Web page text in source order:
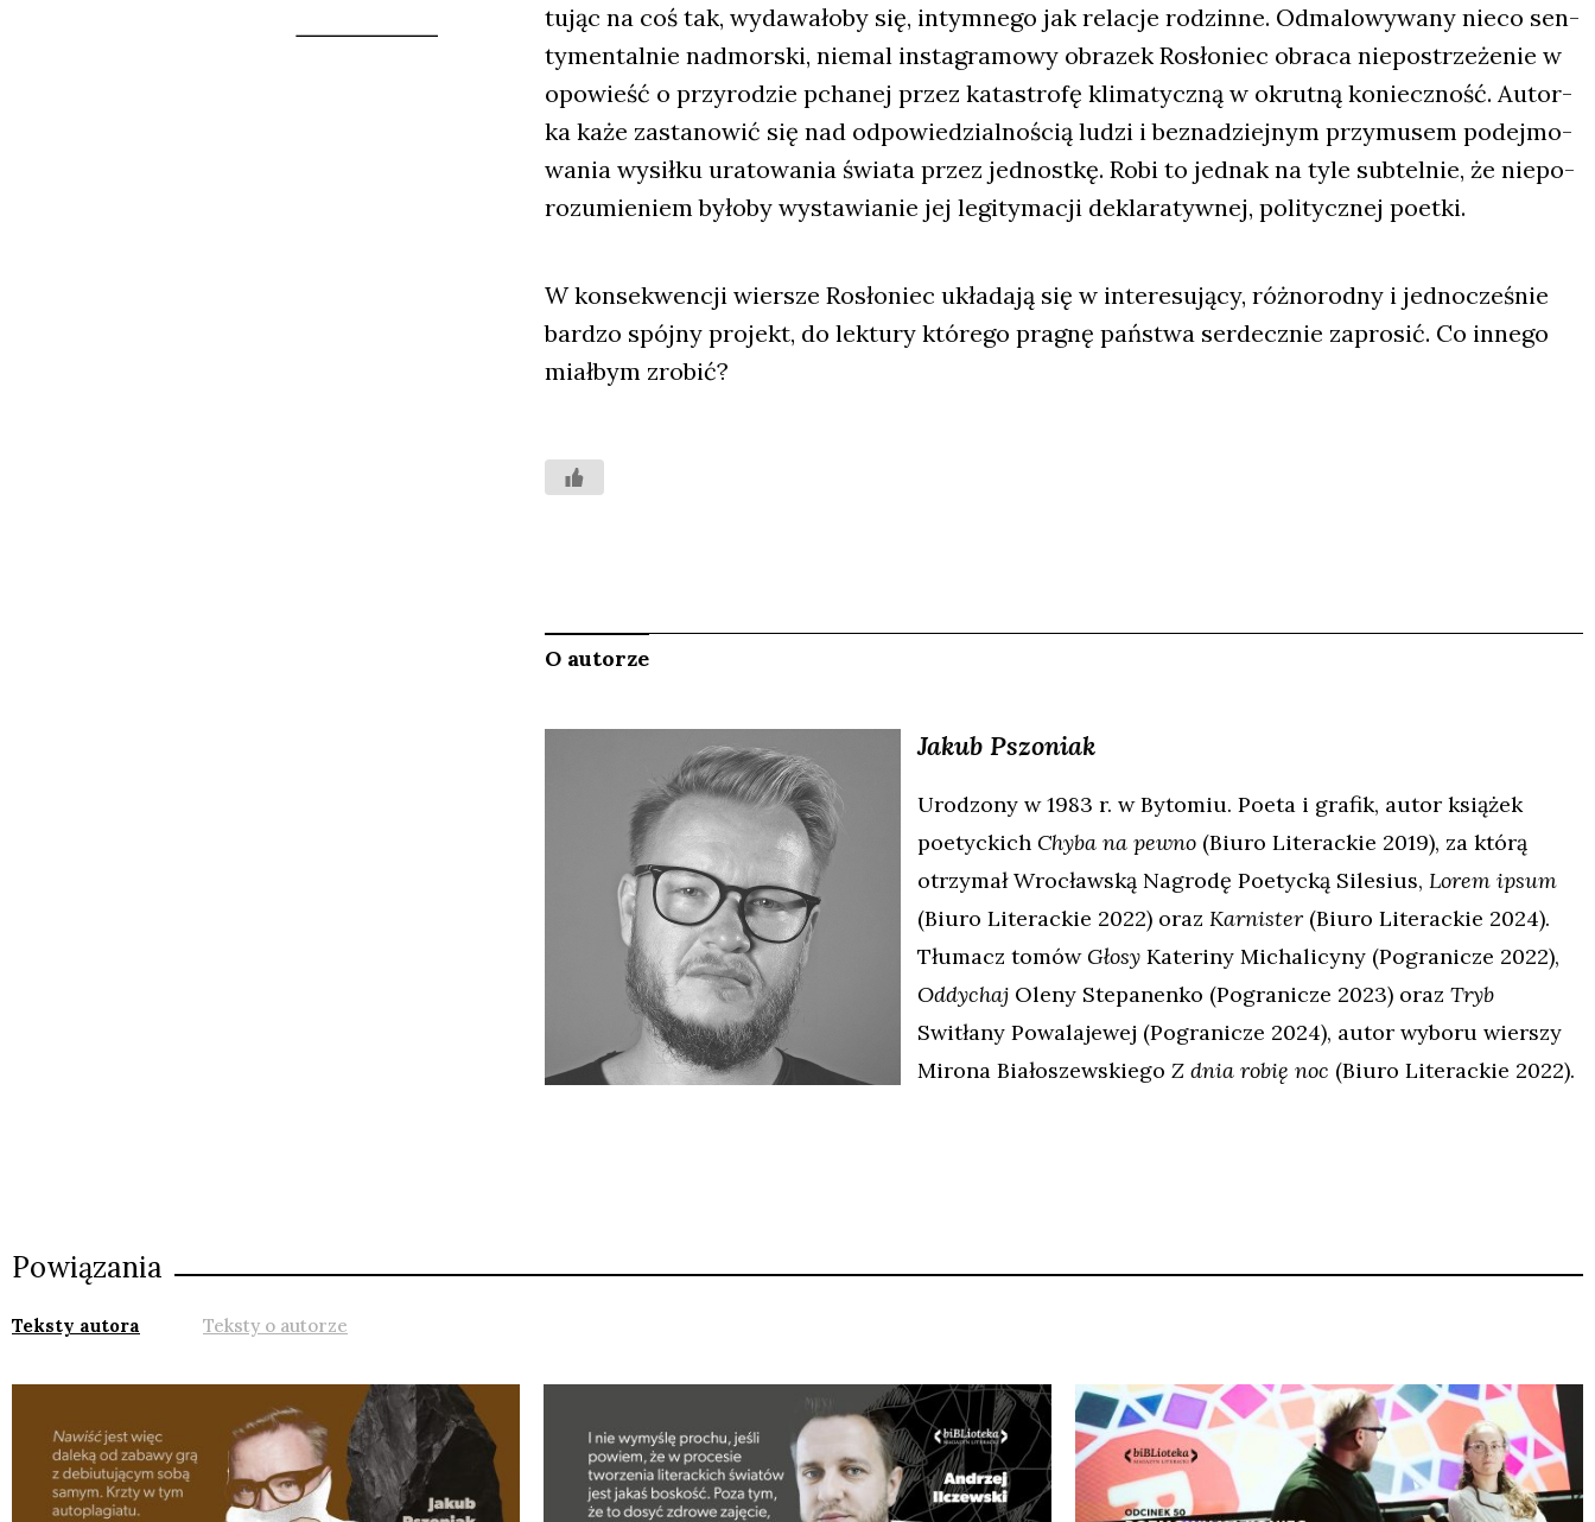
tu­jąc na coś tak, wyda­wa­ło­by się, intym­ne­go jak rela­cje rodzin­ne. Odma­lo­wy­wa­ny nie­co sen­
ty­men­tal­nie nad­mor­ski, nie­mal insta­gra­mo­wy obra­zek Rosło­niec obra­ca nie­po­strze­że­nie w
opo­wieść o przy­ro­dzie pcha­nej przez kata­stro­fę kli­ma­tycz­ną w okrut­ną koniecz­ność. Autor­
ka każe zasta­no­wić się nad odpo­wie­dzial­no­ścią ludzi i bez­na­dziej­nym przy­mu­sem podej­mo­
wa­nia wysił­ku ura­to­wa­nia świa­ta przez jed­nost­kę. Robi to jed­nak na tyle sub­tel­nie, że nie­po­
ro­zu­mie­niem było­by wysta­wia­nie jej legi­ty­ma­cji dekla­ra­tyw­nej, poli­tycz­nej poet­ki.
W kon­se­kwen­cji wier­sze Rosło­niec ukła­da­ją się w inte­re­su­ją­cy, róż­no­rod­ny i jed­no­cze­śnie
bar­dzo spój­ny pro­jekt, do lek­tu­ry któ­re­go pra­gnę pań­stwa ser­decz­nie zapro­sić. Co inne­go
miał­bym zro­bić?
O autorze
Jakub Pszoniak
Urodzony w 1983 r. w Bytomiu. Poeta i grafik, autor książek
poetyckich Chyba na pewno (Biuro Literackie 2019), za którą
otrzymał Wrocławską Nagrodę Poetycką Silesius, Lorem ipsum
(Biuro Literackie 2022) oraz Karnister (Biuro Literackie 2024).
Tłumacz tomów Głosy Kateriny Michalicyny (Pogranicze 2022),
Oddychaj Oleny Stepanenko (Pogranicze 2023) oraz Tryb
Switłany Powalajewej (Pogranicze 2024), autor wyboru wierszy
Mirona Białoszewskiego Z dnia robię noc (Biuro Literackie 2022).
Powiązania
Teksty autora Teksty o autorze